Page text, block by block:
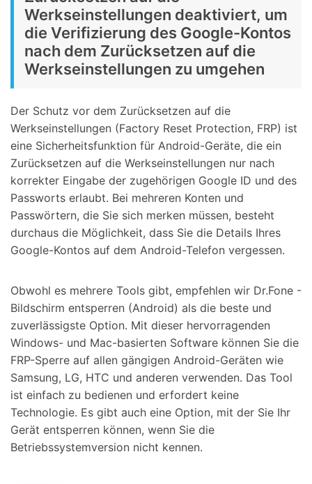
Werkseinstellungen deaktiviert, um
die Verifizierung des Google-Kontos
nach dem Zurücksetzen auf die
Werkseinstellungen zu umgehen
Der Schutz vor dem Zurücksetzen auf die
Werkseinstellungen (Factory Reset Protection, FRP) ist
eine Sicherheitsfunktion für Android-Geräte, die ein
Zurücksetzen auf die Werkseinstellungen nur nach
korrekter Eingabe der zugehörigen Google ID und des
Passworts erlaubt. Bei mehreren Konten und
Passwörtern, die Sie sich merken müssen, besteht
durchaus die Möglichkeit, dass Sie die Details Ihres
Google-Kontos auf dem Android-Telefon vergessen.
Obwohl es mehrere Tools gibt, empfehlen wir Dr.Fone -
Bildschirm entsperren (Android) als die beste und
zuverlässigste Option. Mit dieser hervorragenden
Windows- und Mac-basierten Software können Sie die
FRP-Sperre auf allen gängigen Android-Geräten wie
Samsung, LG, HTC und anderen verwenden. Das Tool
ist einfach zu bedienen und erfordert keine
Technologie. Es gibt auch eine Option, mit der Sie Ihr
Gerät entsperren können, wenn Sie die
Betriebssystemversion nicht kennen.